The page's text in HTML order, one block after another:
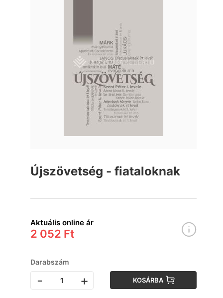
Újszövetség - fiataloknak
Aktuális online ár
2 052 Ft
Darabszám
- + KOSÁRBA